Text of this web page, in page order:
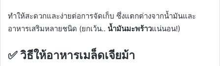
ทำให้สะดวกและง่ายต่อการจัดเก็บ ซึ่งแตกต่างจากน้ำมันและ
อาหารเสริมหลายชนิด (ยกเว้น.. น้ำมันมะพร้าวแน่นอน!)
✅วิธีให้อาหารเมล็ดเจียม้า